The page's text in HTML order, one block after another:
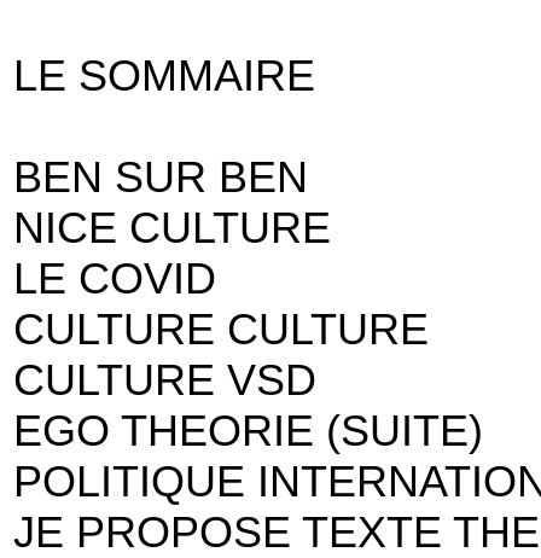
LE SOMMAIRE
BEN SUR BEN
NICE CULTURE
LE COVID
CULTURE CULTURE
CULTURE VSD
EGO THEORIE (SUITE)
POLITIQUE
JE PROPOSE TEXTE